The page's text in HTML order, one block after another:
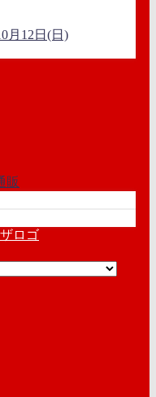
月12日(日)